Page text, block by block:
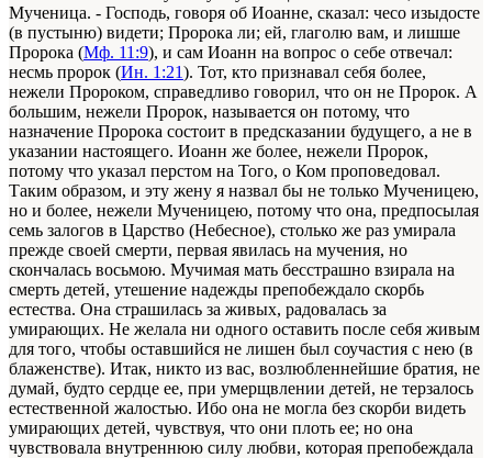
Мученица. - Господь, говоря об Иоанне, сказал: чесо изыдосте
(в пустыню) видети; Пророка ли; ей, глаголю вам, и лишше
Пророка (Мф. 11:9), и сам Иоанн на вопрос о себе отвечал:
несмь пророк (Ин. 1:21). Тот, кто признавал себя более,
нежели Пророком, справедливо говорил, что он не Пророк. А
большим, нежели Пророк, называется он потому, что
назначение Пророка состоит в предсказании будущего, а не в
указании настоящего. Иоанн же более, нежели Пророк,
потому что указал перстом на Того, о Ком проповедовал.
Таким образом, и эту жену я назвал бы не только Мученицею,
но и более, нежели Мученицею, потому что она, предпосылая
семь залогов в Царство (Небесное), столько же раз умирала
прежде своей смерти, первая явилась на мучения, но
скончалась восьмою. Мучимая мать бесстрашно взирала на
смерть детей, утешение надежды препобеждало скорбь
естества. Она страшилась за живых, радовалась за
умирающих. Не желала ни одного оставить после себя живым
для того, чтобы оставшийся не лишен был соучастия с нею (в
блаженстве). Итак, никто из вас, возлюбленнейшие братия, не
думай, будто сердце ее, при умерщвлении детей, не терзалось
естественной жалостью. Ибо она не могла без скорби видеть
умирающих детей, чувствуя, что они плоть ее; но она
чувствовала внутреннюю силу любви, которая препобеждала